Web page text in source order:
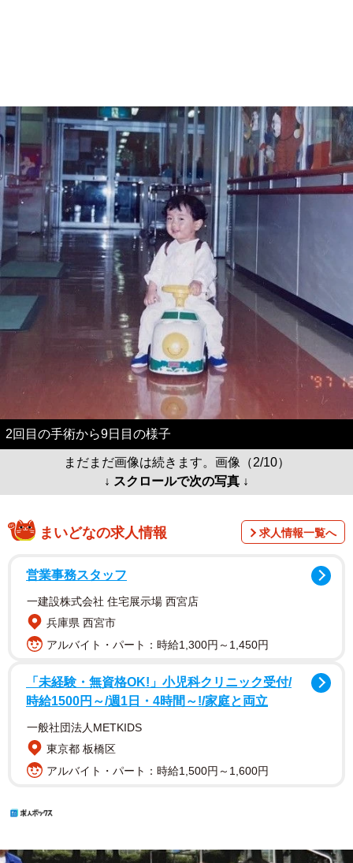
2回目の手術から9日目の様子
まだまだ画像は続きます。画像（2/10）
↓ スクロールで次の写真 ↓
まいどなの求人情報 求人情報一覧へ
営業事務スタッフ
一建設株式会社 住宅展示場 西宮店
兵庫県 西宮市
アルバイト・パート：時給1,300円～1,450円
「未経験・無資格OK!」小児科クリニック受付/
時給1500円～/週1日・4時間～!/家庭と両立
一般社団法人METKIDS
東京都 板橋区
アルバイト・パート：時給1,500円～1,600円